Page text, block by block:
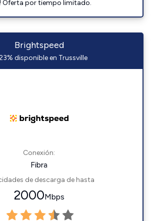
Oferta por tiempo limitado.
Brightspeed
disponible en Trussville
Conexión:
Fibra
de descarga de hasta
2000Mbps